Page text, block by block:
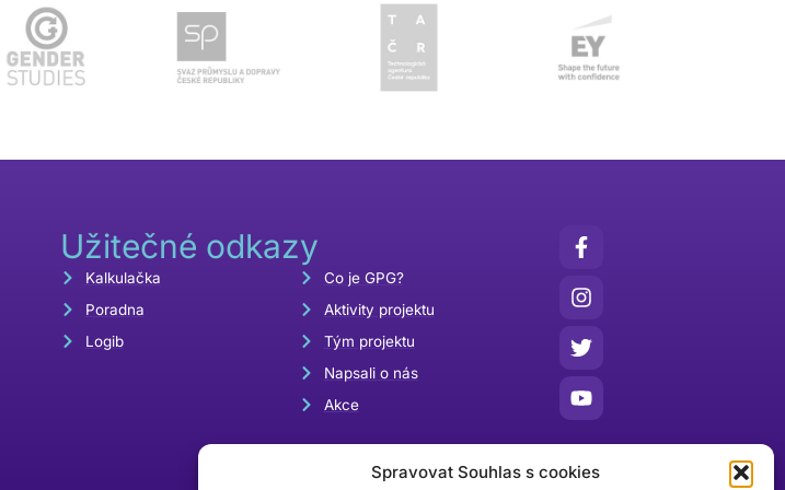
Spravovat Souhlas s cookies
Užitečné odkazy
Kalkulačka
Poradna
Logib
Co je GPG?
Aktivity projektu
Tým projektu
Napsali o nás
Akce